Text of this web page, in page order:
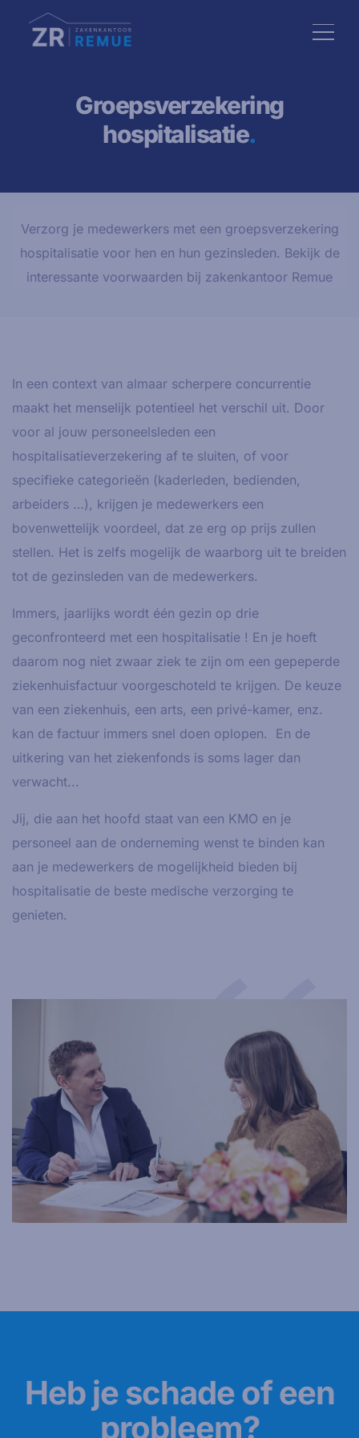
Groepsverzekering
hospitalisatie.
Verzorg je medewerkers met een groepsverzekering
hospitalisatie voor hen en hun gezinsleden. Bekijk de
interessante voorwaarden bij zakenkantoor Remue
In een context van almaar scherpere concurrentie
maakt het menselijk potentieel het verschil uit. Door
voor al jouw personeelsleden een
hospitalisatieverzekering af te sluiten, of voor
specifieke categorieën (kaderleden, bedienden,
arbeiders …), krijgen je medewerkers een
bovenwettelijk voordeel, dat ze erg op prijs zullen
stellen. Het is zelfs mogelijk de waarborg uit te breiden
tot de gezinsleden van de medewerkers.
Immers, jaarlijks wordt één gezin op drie
geconfronteerd met een hospitalisatie ! En je hoeft
daarom nog niet zwaar ziek te zijn om een gepeperde
ziekenhuisfactuur voorgeschoteld te krijgen. De keuze
van een ziekenhuis, een arts, een privé-kamer, enz.
kan de factuur immers snel doen oplopen. En de
uitkering van het ziekenfonds is soms lager dan
verwacht...
Jij, die aan het hoofd staat van een KMO en je
personeel aan de onderneming wenst te binden kan
aan je medewerkers de mogelijkheid bieden bij
hospitalisatie de beste medische verzorging te
genieten.
Heb je schade of een
probleem?